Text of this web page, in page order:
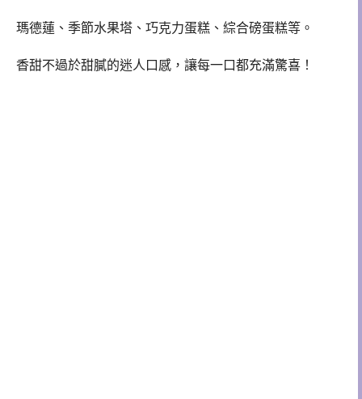
瑪德蓮、季節水果塔、巧克力蛋糕、綜合磅蛋糕等。
香甜不過於甜膩的迷人口感，讓每一口都充滿驚喜！